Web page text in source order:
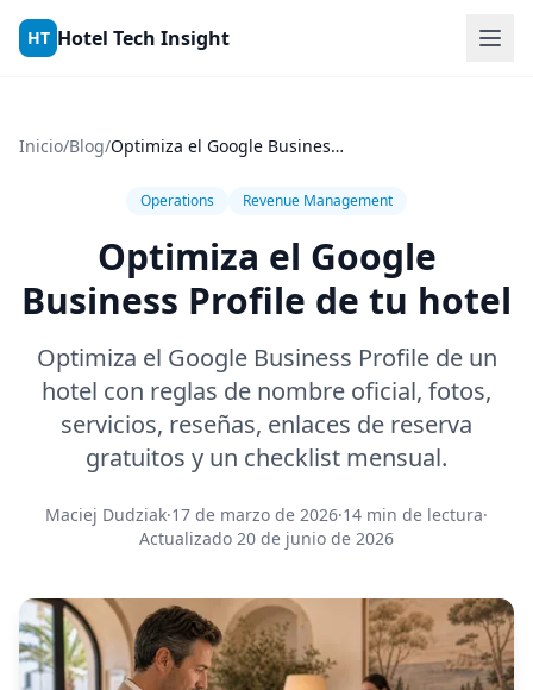
Skip to content
HT Hotel Tech Insight
Inicio/Blog/ Optimiza el Google Business Profile de tu hotel
Operations Revenue Management
Optimiza el Google
Business Profile de tu hotel
Optimiza el Google Business Profile de un
hotel con reglas de nombre oficial, fotos,
servicios, reseñas, enlaces de reserva
gratuitos y un checklist mensual.
Maciej Dudziak·17 de marzo de 2026·14 min de lectura·
Actualizado 20 de junio de 2026